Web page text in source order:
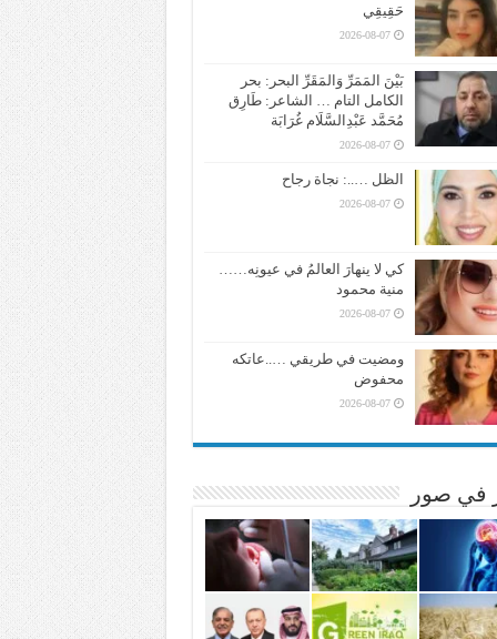
حَقِيقِي
2026-08-07
بَيْنَ المَمَرِّ وَالمَقَرِّ البحر: بحر
الكامل التام … الشاعر: طَارِق
مُحَمَّد عَبْدِالسَّلَام غُرَابَة
2026-08-07
الظل …..: نجاة رجاح
2026-08-07
كي لا ينهارَ العالمُ في عيونِه……
منية محمود
2026-08-07
ومضيت في طريقي …..عاتكه
محفوض
2026-08-07
في صور